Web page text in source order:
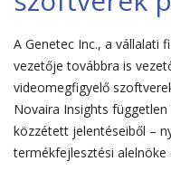
A Genetec Inc., a vállalati
vezetője továbbra is
videomegfigyelő
Novaira Insights
közzétett jelentéseiből –
termékfejlesztési